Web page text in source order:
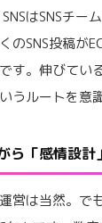
SNSはSNSチ
のSNS投稿が
す。伸びてい
うルートを意
ら「感情設計
営は当然。で